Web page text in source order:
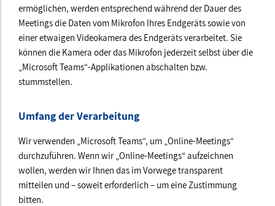
ermöglichen, werden entsprechend während der Dauer des
Meetings die Daten vom Mikrofon Ihres Endgeräts sowie von
einer etwaigen Videokamera des Endgeräts verarbeitet. Sie
können die Kamera oder das Mikrofon jederzeit selbst über die
„Microsoft Teams“-Applikationen abschalten bzw.
stummstellen.
Umfang der Verarbeitung
Wir verwenden „Microsoft Teams“, um „Online-Meetings“
durchzuführen. Wenn wir „Online-Meetings“ aufzeichnen
wollen, werden wir Ihnen das im Vorwege transparent
mitteilen und – soweit erforderlich – um eine Zustimmung
bitten.